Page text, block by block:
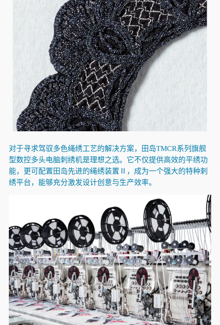
对于寻求驾驭多色绳绣工艺的解决方案，田岛TMCR系列旗舰
型数控多头电脑刺绣机是理想之选。它不仅提供高效的平绣功
能，更可配置田岛先进的绳绣装置Ⅱ，成为一个强大的特种刺
绣平台，能够充分激发设计创意与生产效率。